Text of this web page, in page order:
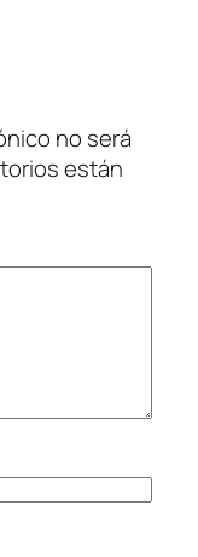
no será
están